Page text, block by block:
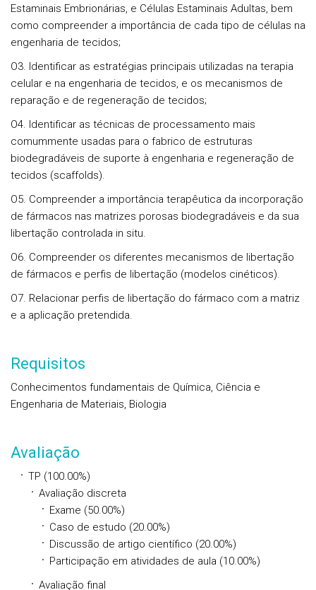
Estaminais Embrionárias, e Células Estaminais Adultas, bem
como compreender a importância de cada tipo de células na
engenharia de tecidos;
O3. Identificar as estratégias principais utilizadas na terapia
celular e na engenharia de tecidos, e os mecanismos de
reparação e de regeneração de tecidos;
O4. Identificar as técnicas de processamento mais
comummente usadas para o fabrico de estruturas
biodegradáveis de suporte à engenharia e regeneração de
tecidos (scaffolds).
O5. Compreender a importância terapêutica da incorporação
de fármacos nas matrizes porosas biodegradáveis e da sua
libertação controlada in situ.
O6. Compreender os diferentes mecanismos de libertação
de fármacos e perfis de libertação (modelos cinéticos).
O7. Relacionar perfis de libertação do fármaco com a matriz
e a aplicação pretendida.
Requisitos
Conhecimentos fundamentais de Química, Ciência e
Engenharia de Materiais, Biologia
Avaliação
TP (100.00%)
Avaliação discreta
Exame (50.00%)
Caso de estudo (20.00%)
Discussão de artigo científico (20.00%)
Participação em atividades de aula (10.00%)
Avaliação final